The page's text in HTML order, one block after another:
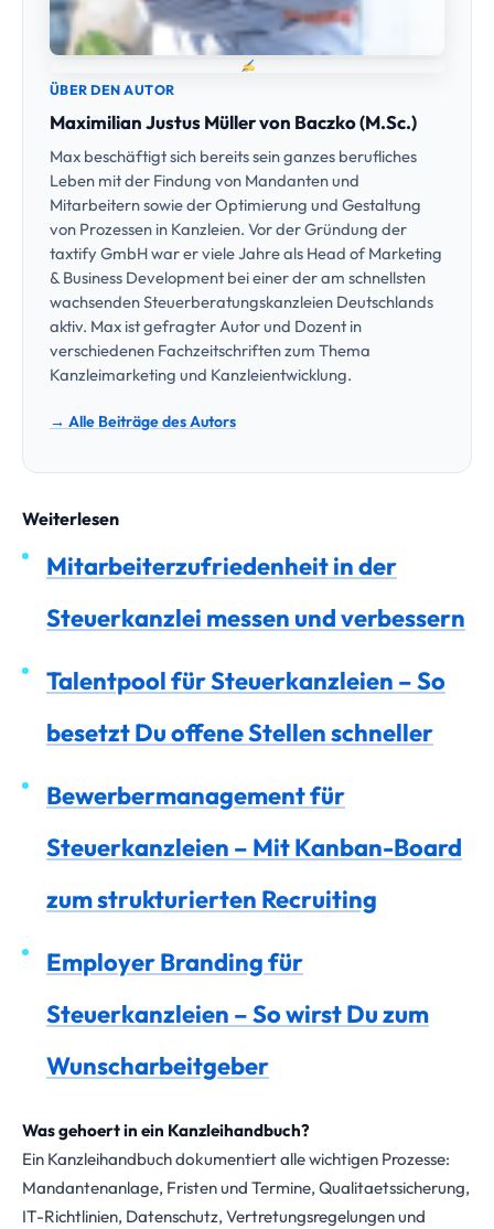
ÜBER DEN AUTOR
Maximilian Justus Müller von Baczko (M.Sc.)
Max beschäftigt sich bereits sein ganzes berufliches
Leben mit der Findung von Mandanten und
Mitarbeitern sowie der Optimierung und Gestaltung
von Prozessen in Kanzleien. Vor der Gründung der
taxtify GmbH war er viele Jahre als Head of Marketing
& Business Development bei einer der am schnellsten
wachsenden Steuerberatungskanzleien Deutschlands
aktiv. Max ist gefragter Autor und Dozent in
verschiedenen Fachzeitschriften zum Thema
Kanzleimarketing und Kanzleientwicklung.
→ Alle Beiträge des Autors
Weiterlesen
Mitarbeiterzufriedenheit in der
Steuerkanzlei messen und verbessern
Talentpool für Steuerkanzleien – So
besetzt Du offene Stellen schneller
Bewerbermanagement für
Steuerkanzleien – Mit Kanban-Board
zum strukturierten Recruiting
Employer Branding für
Steuerkanzleien – So wirst Du zum
Wunscharbeitgeber
Was gehoert in ein Kanzleihandbuch?
Ein Kanzleihandbuch dokumentiert alle wichtigen Prozesse:
Mandantenanlage, Fristen und Termine, Qualitaetssicherung,
IT-Richtlinien, Datenschutz, Vertretungsregelungen und